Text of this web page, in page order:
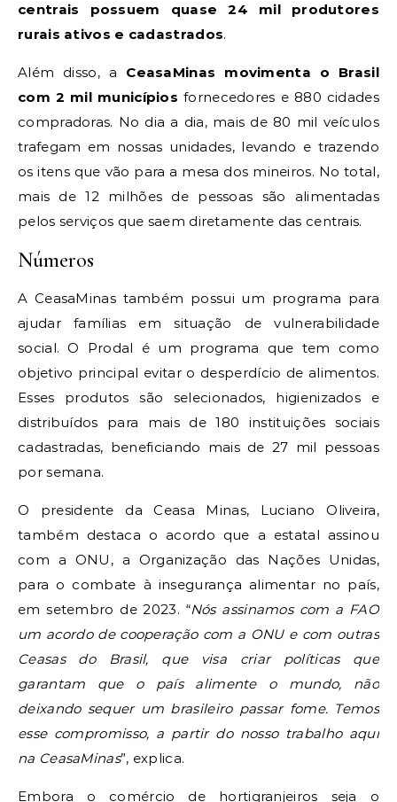
centrais possuem quase 24 mil produtores
rurais ativos e cadastrados.
Além disso, a CeasaMinas movimenta o Brasil
com 2 mil municípios fornecedores e 880 cidades
compradoras. No dia a dia, mais de 80 mil veículos
trafegam em nossas unidades, levando e trazendo
os itens que vão para a mesa dos mineiros. No total,
mais de 12 milhões de pessoas são alimentadas
pelos serviços que saem diretamente das centrais.
Números
A CeasaMinas também possui um programa para
ajudar famílias em situação de vulnerabilidade
social. O Prodal é um programa que tem como
objetivo principal evitar o desperdício de alimentos.
Esses produtos são selecionados, higienizados e
distribuídos para mais de 180 instituições sociais
cadastradas, beneficiando mais de 27 mil pessoas
por semana.
O presidente da Ceasa Minas, Luciano Oliveira,
também destaca o acordo que a estatal assinou
com a ONU, a Organização das Nações Unidas,
para o combate à insegurança alimentar no país,
em setembro de 2023. “Nós assinamos com a FAO
um acordo de cooperação com a ONU e com outras
Ceasas do Brasil, que visa criar políticas que
garantam que o país alimente o mundo, não
deixando sequer um brasileiro passar fome. Temos
esse compromisso, a partir do nosso trabalho aqui
na CeasaMinas”, explica.
Embora o comércio de hortigranjeiros seja o